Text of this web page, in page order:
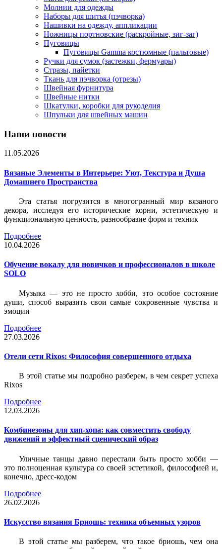
Молнии для одежды
Наборы для шитья (пэчворка)
Нашивки на одежду, аппликации
Ножницы портновские (раскройные, зиг-заг)
Пуговицы
Пуговицы Gamma костюмные (пальтовые)
Ручки для сумок (застежки, фермуары)
Стразы, пайетки
Ткань для пэчворка (отрезы)
Швейная фурнитура
Швейные нитки
Шкатулки, коробки для рукоделия
Шпульки для швейных машин
Наши новости
11.05.2026
Вязаные Элементы в Интерьере: Уют, Текстура и Душа
Домашнего Пространства
Эта статья погрузится в многогранный мир вязаного
декора, исследуя его исторические корни, эстетическую и
функциональную ценность, разнообразие форм и техник
Подробнее
10.04.2026
Обучение вокалу для новичков и профессионалов в школе
SOLO
Музыка — это не просто хобби, это особое состояние
души, способ выразить свои самые сокровенные чувства и
эмоции
Подробнее
27.03.2026
Отели сети Rixos: Философия совершенного отдыха
В этой статье мы подробно разберем, в чем секрет успеха
Rixos
Подробнее
12.03.2026
Комбинезоны для хип-хопа: как совместить свободу
движений и эффектный сценический образ
Уличные танцы давно перестали быть просто хобби —
это полноценная культура со своей эстетикой, философией и,
конечно, дресс-кодом
Подробнее
26.02.2026
Искусство вязания Бриошь: техника объемных узоров
В этой статье мы разберем, что такое бриошь, чем она